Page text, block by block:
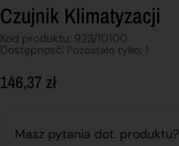
Czujnik Klimatyzacji
Kod produktu: 923/10100
Dostępnosć: Pozostało tylko: 1
146,37 zł
Masz pytania dot. produktu?